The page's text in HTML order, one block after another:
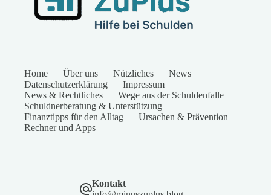
Home Über uns Nützliches
News
Datenschutzerklärung
Impressum
News & Rechtliches
Wege aus der Schuldenfalle
Schuldnerberatung & Unterstützung
Finanztipps für den Alltag
Ursachen & Prävention
Rechner und Apps
Kontakt